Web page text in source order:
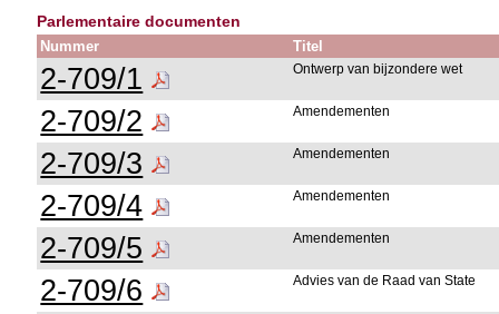
Parlementaire documenten
Nummer Titel
2-709/1 Ontwerp van bijzondere wet
2-709/2 Amendementen
2-709/3 Amendementen
2-709/4 Amendementen
2-709/5 Amendementen
2-709/6 Advies van de Raad van State